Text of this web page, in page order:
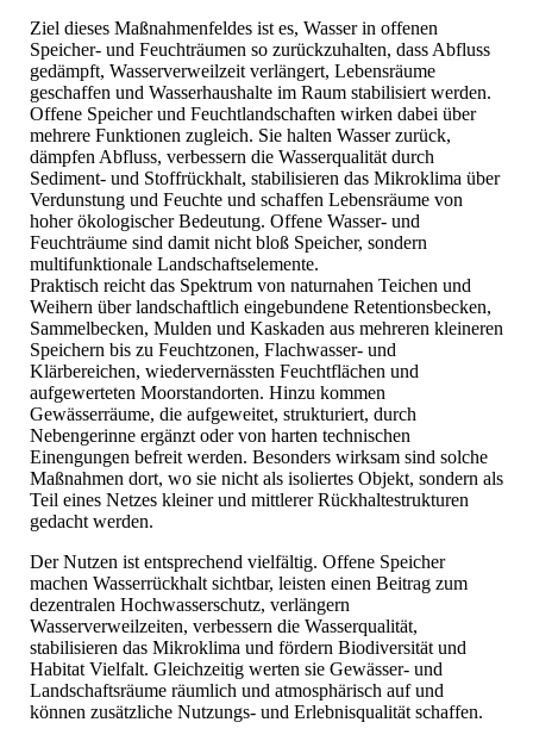
Ziel dieses Maßnahmenfeldes ist es, Wasser in offenen
Speicher- und Feuchträumen so zurückzuhalten, dass Abfluss
gedämpft, Wasserverweilzeit verlängert, Lebensräume
geschaffen und Wasserhaushalte im Raum stabilisiert werden.
Offene Speicher und Feuchtlandschaften wirken dabei über
mehrere Funktionen zugleich. Sie halten Wasser zurück,
dämpfen Abfluss, verbessern die Wasserqualität durch
Sediment- und Stoffrückhalt, stabilisieren das Mikroklima über
Verdunstung und Feuchte und schaffen Lebensräume von
hoher ökologischer Bedeutung. Offene Wasser- und
Feuchträume sind damit nicht bloß Speicher, sondern
multifunktionale Landschaftselemente.
Praktisch reicht das Spektrum von naturnahen Teichen und
Weihern über landschaftlich eingebundene Retentionsbecken,
Sammelbecken, Mulden und Kaskaden aus mehreren kleineren
Speichern bis zu Feuchtzonen, Flachwasser- und
Klärbereichen, wiedervernässten Feuchtflächen und
aufgewerteten Moorstandorten. Hinzu kommen
Gewässerräume, die aufgeweitet, strukturiert, durch
Nebengerinne ergänzt oder von harten technischen
Einengungen befreit werden. Besonders wirksam sind solche
Maßnahmen dort, wo sie nicht als isoliertes Objekt, sondern als
Teil eines Netzes kleiner und mittlerer Rückhaltestrukturen
gedacht werden.
Der Nutzen ist entsprechend vielfältig. Offene Speicher
machen Wasserrückhalt sichtbar, leisten einen Beitrag zum
dezentralen Hochwasserschutz, verlängern
Wasserverweilzeiten, verbessern die Wasserqualität,
stabilisieren das Mikroklima und fördern Biodiversität und
Habitat Vielfalt. Gleichzeitig werten sie Gewässer- und
Landschaftsräume räumlich und atmosphärisch auf und
können zusätzliche Nutzungs- und Erlebnisqualität schaffen.